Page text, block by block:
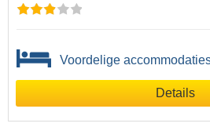
Voordelige
Details